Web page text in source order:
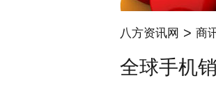
八方资讯网 > 商
全球手机